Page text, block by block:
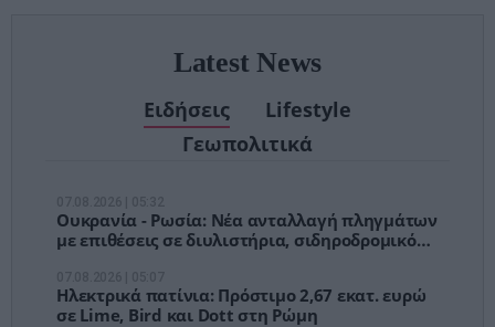
Latest News
Ειδήσεις
Lifestyle
Γεωπολιτικά
Ουκρανία - Ρωσία: Νέα ανταλλαγή πληγμάτων
με επιθέσεις σε διυλιστήρια, σιδηροδρομικό
Ηλεκτρικά πατίνια: Πρόστιμο 2,67 εκατ. ευρώ
σε Lime, Bird και Dott στη Ρώμη